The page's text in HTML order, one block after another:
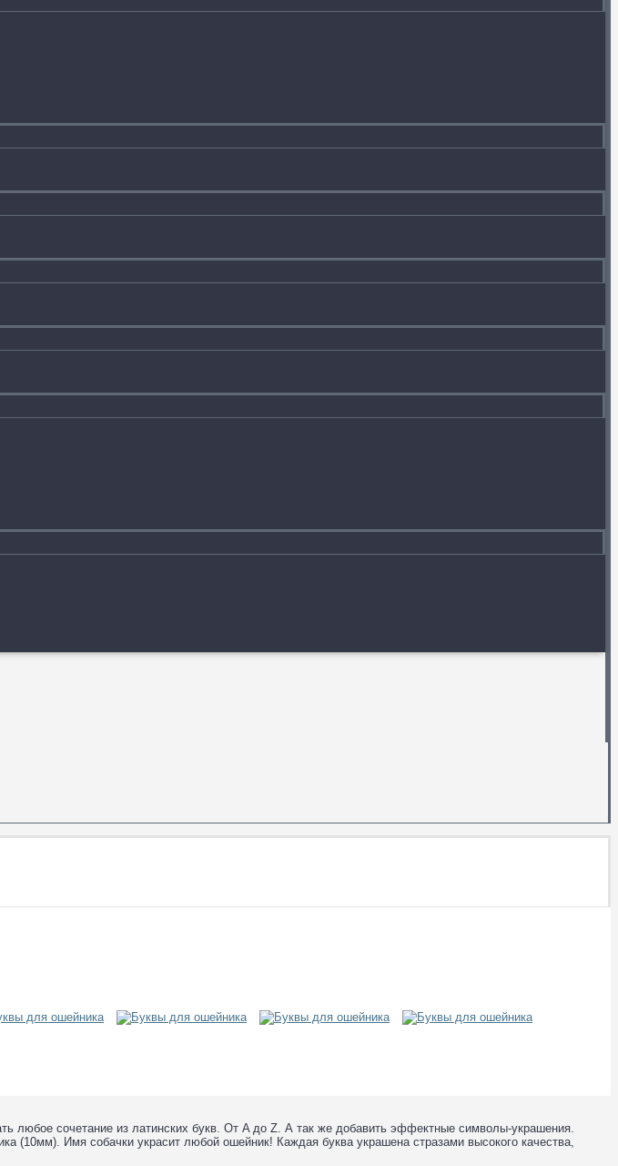
любое сочетание из латинских букв. От A до Z. А так же добавить эффектные символы-украшения.
(10мм). Имя собачки украсит любой ошейник! Каждая буква украшена стразами высокого качества,